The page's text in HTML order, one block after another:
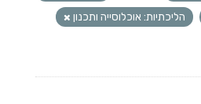
הליכתיות: אוכלוסייה ותכנון